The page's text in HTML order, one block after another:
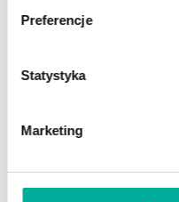
Preferencje
Statystyka
Marketing